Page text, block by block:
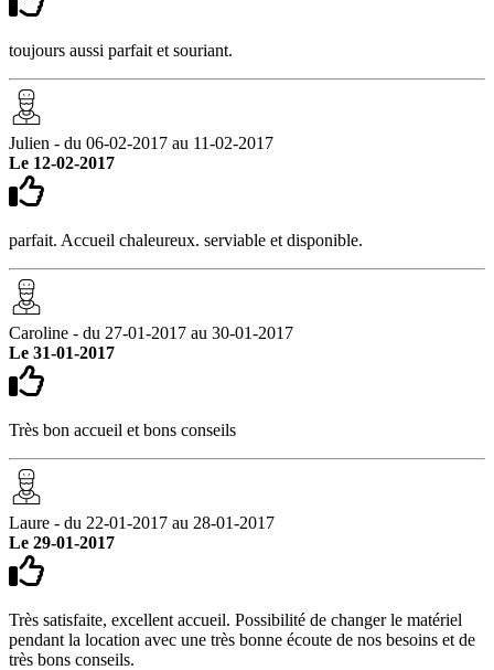
toujours aussi parfait et souriant.
Julien - du 06-02-2017 au 11-02-2017
Le 12-02-2017
parfait. Accueil chaleureux. serviable et disponible.
Caroline - du 27-01-2017 au 30-01-2017
Le 31-01-2017
Très bon accueil et bons conseils
Laure - du 22-01-2017 au 28-01-2017
Le 29-01-2017
Très satisfaite, excellent accueil. Possibilité de changer le matériel
pendant la location avec une très bonne écoute de nos besoins et de
très bons conseils.